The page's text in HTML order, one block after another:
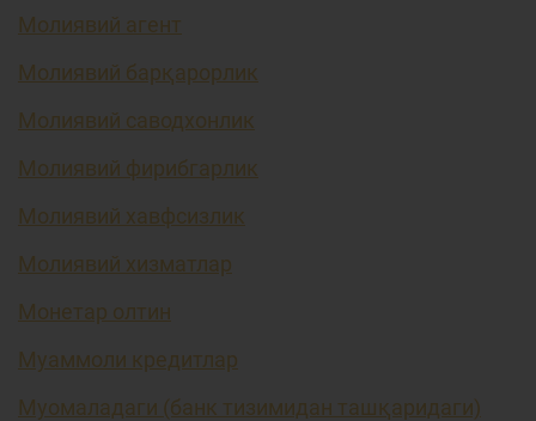
Молиявий агент
Молиявий барқарорлик
Молиявий саводхонлик
Молиявий фирибгарлик
Молиявий хавфсизлик
Молиявий хизматлар
Монетар олтин
Муаммоли кредитлар
Муомаладаги (банк тизимидан ташқаридаги)